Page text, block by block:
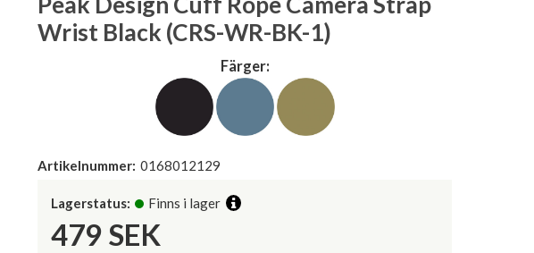
Wrist Black (CRS-WR-BK-1)
Färger:
Artikelnummer: 0168012129
Lagerstatus: Finns i lager
479 SEK